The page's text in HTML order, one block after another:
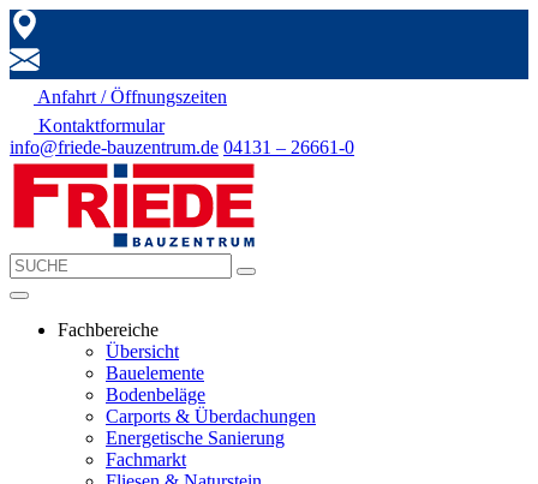
Anfahrt / Öffnungszeiten
Kontaktformular
info@friede-bauzentrum.de 04131 – 26661-0
Fachbereiche
Übersicht
Bauelemente
Bodenbeläge
Carports & Überdachungen
Energetische Sanierung
Fachmarkt